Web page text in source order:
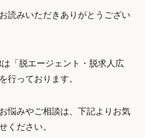
読みいただきありがとうござい
「脱エージェント・脱求人広
行っております。
悩みやご相談は、下記よりお気
ください。